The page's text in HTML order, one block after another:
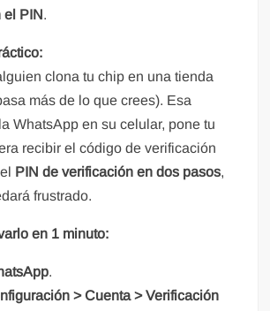
el PIN.
clona tu chip en una tienda
más de lo que crees). Esa
WhatsApp en su celular, pone tu
recibir el código de verificación
PIN de verificación en dos pasos,
frustrado.
en 1 minuto:
.
> Cuenta > Verificación